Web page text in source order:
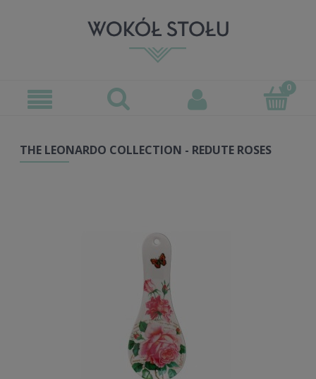
THE LEONARDO COLLECTION - REDUTE ROSES